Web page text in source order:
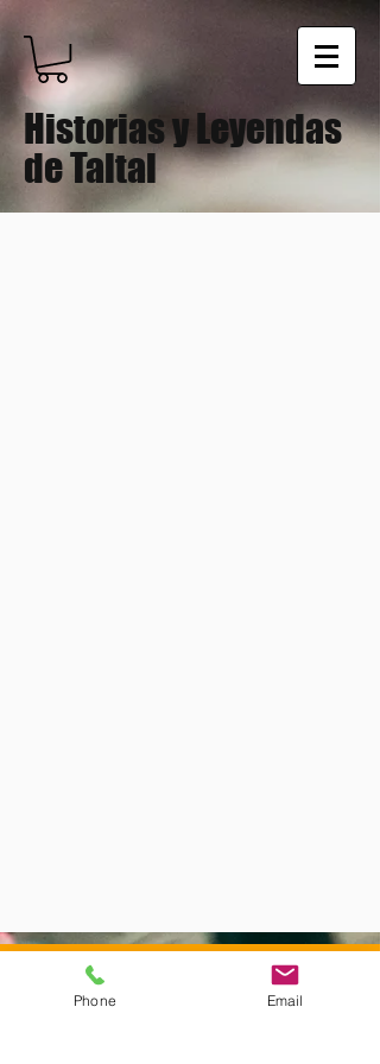
Historias y Leyendas
de Taltal
Productor musical:
Federico Dannemann
Phone Email